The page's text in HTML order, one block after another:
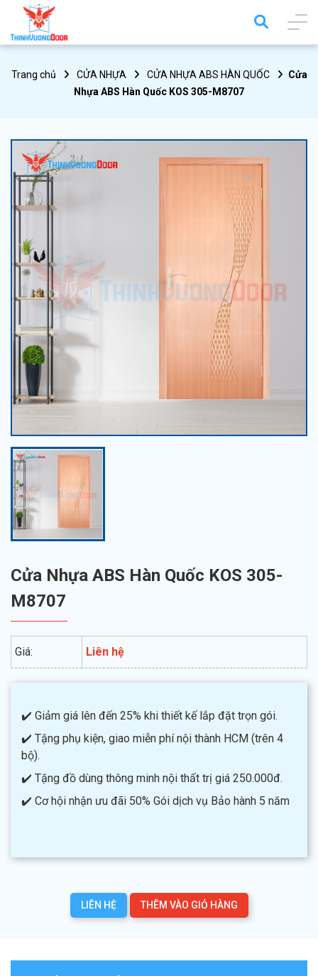
Trang chủ CỬA NHỰA CỬA NHỰA ABS HÀN QUỐC
Cửa
Nhựa ABS Hàn Quốc KOS 305-M8707
Cửa Nhựa ABS Hàn Quốc KOS 305-
M8707
Giá: Liên hệ
✔️ Giảm giá lên đến 25% khi thiết kế lắp đặt trọn gói.
✔️ Tặng phụ kiện, giao miễn phí nội thành HCM (trên 4
bộ).
✔️ Tặng đồ dùng thông minh nội thất trị giá 250.000đ.
✔️ Cơ hội nhận ưu đãi 50% Gói dịch vụ Bảo hành 5 năm
LIÊN HỆ THÊM VÀO GIỎ HÀNG